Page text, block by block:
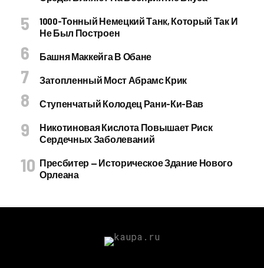
1000-Тонный Немецкий Танк, Который Так И
Не Был Построен
Башня Маккейга В Обане
Затопленный Мост Абрамс Крик
Ступенчатый Колодец Рани-Ки-Вав
Никотиновая Кислота Повышает Риск
Сердечных Заболеваний
Пресбитер — Историческое Здание Нового
Орлеана